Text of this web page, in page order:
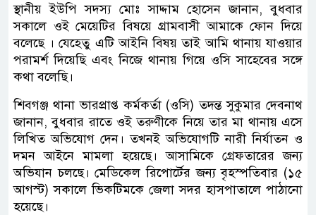
স্থানীয় ইউপি সদস্য মোঃ সাদ্দাম হোসেন জানান, বুধবার
সকালে ওই মেয়েটির বিষয়ে গ্রামবাসী আমাকে ফোন দিয়ে
বলেছে । যেহেতু এটি আইনি বিষয় তাই আমি থানায় যাওয়ার
পরামর্শ দিয়েছি এবং নিজে থানায় গিয়ে ওসি সাহেবের সঙ্গে
কথা বলেছি।
শিবগঞ্জ থানা ভারপ্রাপ্ত কর্মকর্তা (ওসি) তদন্ত সুকুমার দেবনাথ
জানান, বুধবার রাতে ওই তরুণীকে নিয়ে তার মা থানায় এসে
লিখিত অভিযোগ দেন। তখনই অভিযোগটি নারী নির্যাতন ও
দমন আইনে মামলা হয়েছে। আসামিকে গ্রেফতারের জন্য
অভিযান চলছে। মেডিকেল রিপোর্টের জন্য বৃহস্পতিবার (১৫
আগস্ট) সকালে ভিকটিমকে জেলা সদর হাসপাতালে পাঠানো
হয়েছে।